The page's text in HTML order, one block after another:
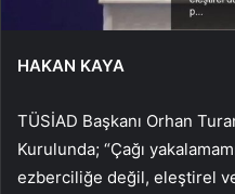
HAKAN KAYA
TÜSİAD Başkanı Orhan
Kurulunda; “Çağı
ezberciliğe değil, eleştirel